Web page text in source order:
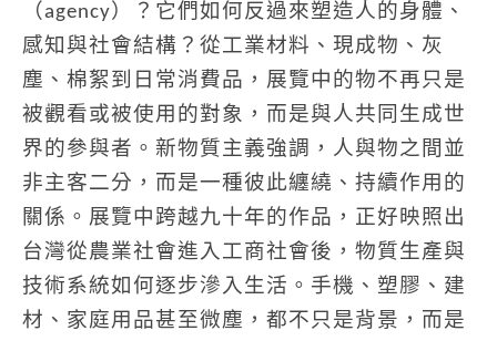
（agency）？它們如何反過來塑造人的身體、
感知與社會結構？從工業材料、現成物、灰
塵、棉絮到日常消費品，展覽中的物不再只是
被觀看或被使用的對象，而是與人共同生成世
界的參與者。新物質主義強調，人與物之間並
非主客二分，而是一種彼此纏繞、持續作用的
關係。展覽中跨越九十年的作品，正好映照出
台灣從農業社會進入工商社會後，物質生產與
技術系統如何逐步滲入生活。手機、塑膠、建
材、家庭用品甚至微塵，都不只是背景，而是